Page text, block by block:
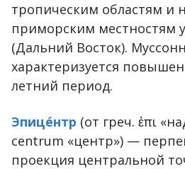
тропическим областям и
приморским местностям
(Дальний Восток).
характеризуется
летний период.
Эпице́нтр (от греч. ἐπι
centrum «центр») —
проекция центральной